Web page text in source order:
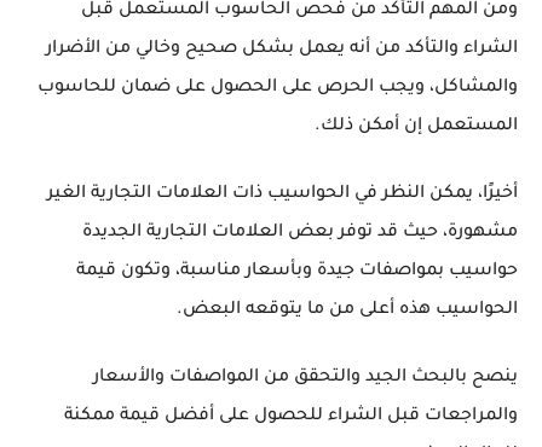
ومن المهم التأكد من فحص الحاسوب المستعمل قبل
الشراء والتأكد من أنه يعمل بشكل صحيح وخالي من الأضرار
والمشاكل، ويجب الحرص على الحصول على ضمان للحاسوب
المستعمل إن أمكن ذلك.
أخيرًا، يمكن النظر في الحواسيب ذات العلامات التجارية الغير
مشهورة، حيث قد توفر بعض العلامات التجارية الجديدة
حواسيب بمواصفات جيدة وبأسعار مناسبة، وتكون قيمة
الحواسيب هذه أعلى من ما يتوقعه البعض.
ينصح بالبحث الجيد والتحقق من المواصفات والأسعار
والمراجعات قبل الشراء للحصول على أفضل قيمة ممكنة